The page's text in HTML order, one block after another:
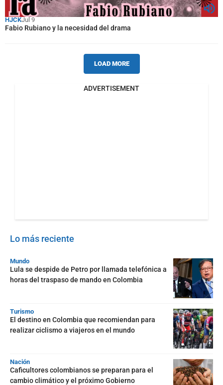
HJCKJul 9
Fabio Rubiano y la necesidad del drama
LOAD MORE
ADVERTISEMENT
Lo más reciente
Mundo
Lula se despide de Petro por llamada telefónica a
horas del traspaso de mando en Colombia
Turismo
El destino en Colombia que recomiendan para
realizar ciclismo a viajeros en el mundo
Nación
Caficultores colombianos se preparan para el
cambio climático y el próximo Gobierno